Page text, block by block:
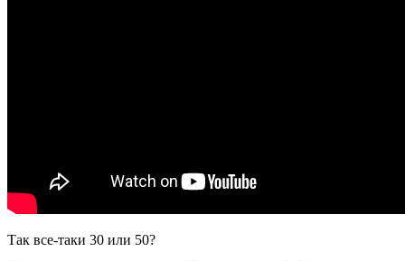
Так все-таки 30 или 50?